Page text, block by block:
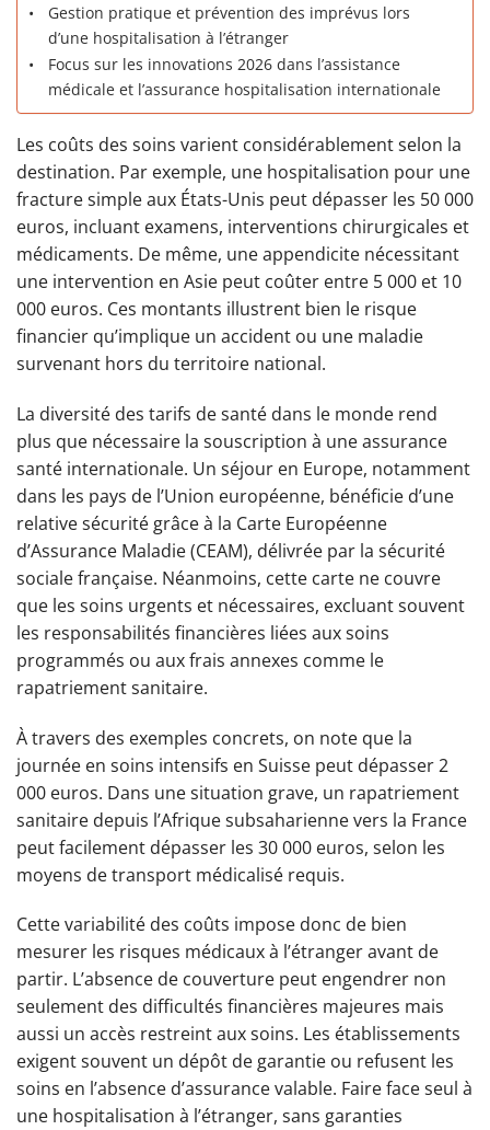
Gestion pratique et prévention des imprévus lors
d’une hospitalisation à l’étranger
Focus sur les innovations 2026 dans l’assistance
médicale et l’assurance hospitalisation internationale
Les coûts des soins varient considérablement selon la
destination. Par exemple, une hospitalisation pour une
fracture simple aux États-Unis peut dépasser les 50 000
euros, incluant examens, interventions chirurgicales et
médicaments. De même, une appendicite nécessitant
une intervention en Asie peut coûter entre 5 000 et 10
000 euros. Ces montants illustrent bien le risque
financier qu’implique un accident ou une maladie
survenant hors du territoire national.
La diversité des tarifs de santé dans le monde rend
plus que nécessaire la souscription à une assurance
santé internationale. Un séjour en Europe, notamment
dans les pays de l’Union européenne, bénéficie d’une
relative sécurité grâce à la Carte Européenne
d’Assurance Maladie (CEAM), délivrée par la sécurité
sociale française. Néanmoins, cette carte ne couvre
que les soins urgents et nécessaires, excluant souvent
les responsabilités financières liées aux soins
programmés ou aux frais annexes comme le
rapatriement sanitaire.
À travers des exemples concrets, on note que la
journée en soins intensifs en Suisse peut dépasser 2
000 euros. Dans une situation grave, un rapatriement
sanitaire depuis l’Afrique subsaharienne vers la France
peut facilement dépasser les 30 000 euros, selon les
moyens de transport médicalisé requis.
Cette variabilité des coûts impose donc de bien
mesurer les risques médicaux à l’étranger avant de
partir. L’absence de couverture peut engendrer non
seulement des difficultés financières majeures mais
aussi un accès restreint aux soins. Les établissements
exigent souvent un dépôt de garantie ou refusent les
soins en l’absence d’assurance valable. Faire face seul à
une hospitalisation à l’étranger, sans garanties